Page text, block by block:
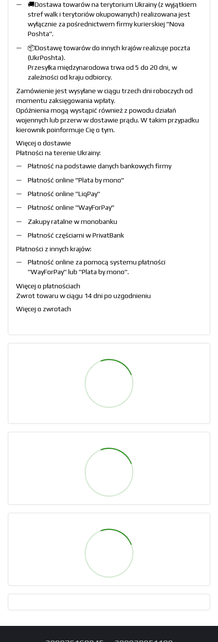
🚚Dostawa towarów na terytorium Ukrainy (z wyjątkiem
stref walk i terytoriów okupowanych) realizowana jest
wyłącznie za pośrednictwem firmy kurierskiej "Nova
Poshta".
📦Dostawę towarów do innych krajów realizuje poczta
(UkrPoshta).
Przesyłka międzynarodowa trwa od 5 do 20 dni, w
zależności od kraju odbiorcy.
Zamówienie jest wysyłane w ciągu trzech dni roboczych od
momentu zaksięgowania wpłaty.
Opóźnienia mogą wystąpić również z powodu działań
wojennych lub przerw w dostawie prądu. W takim przypadku
kierownik poinformuje Cię o tym.
Więcej o dostawie
Płatności na terenie Ukrainy:
Płatność na podstawie danych bankowych firmy
Płatność online "Plata by mono"
Płatność online "LiqPay"
Płatność online "WayForPay"
Zakupy ratalne w monobanku
Płatność częściami w PrivatBank
Płatności z innych krajów:
Płatność online za pomocą systemu płatności
"WayForPay" lub "Plata by mono".
Więcej o płatnościach
Zwrot towaru w ciągu 14 dni po uzgodnieniu
Więcej o zwrotach